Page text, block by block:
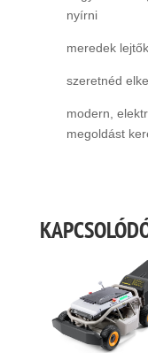
nyírni
meredek
szeretnéd
modern,
megoldást